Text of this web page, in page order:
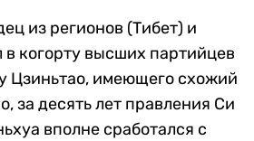
из регионов (Тибет) и
когорту высших партийцев
Цзиньтао, имеющего схожий
за десять лет правления Си
вполне сработался с